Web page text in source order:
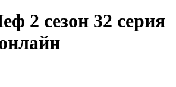
2 сезон 32 серия